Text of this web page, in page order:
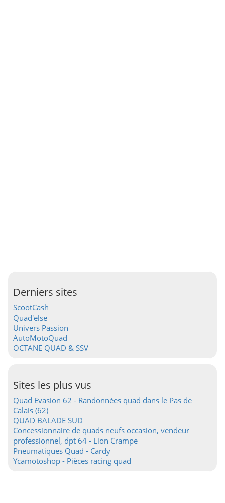
Derniers sites
ScootCash
Quad'else
Univers Passion
AutoMotoQuad
OCTANE QUAD & SSV
Sites les plus vus
Quad Evasion 62 - Randonnées quad dans le Pas de
Calais (62)
QUAD BALADE SUD
Concessionnaire de quads neufs occasion, vendeur
professionnel, dpt 64 - Lion Crampe
Pneumatiques Quad - Cardy
Ycamotoshop - Pièces racing quad